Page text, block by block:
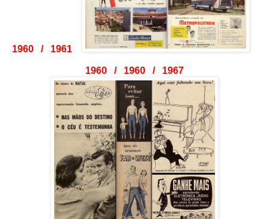
1960 / 1961
1960 / 1960 / 1967